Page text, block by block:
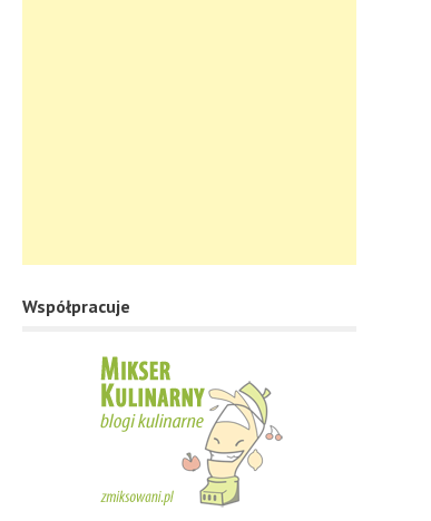
Współpracuje